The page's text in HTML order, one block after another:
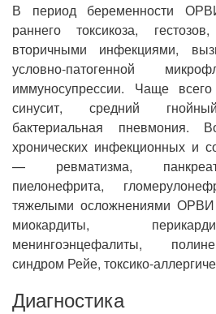
В период беременности
раннего токсикоза,
вторичными инфекциями,
условно-патогенной
иммуносупрессии. Чаще
синусит, средний
бактериальная пневмония.
хронических инфекционных и
— ревматизма,
пиелонефрита,
тяжелыми осложнениями ОРВИ
миокардиты,
менингоэнцефалиты,
синдром Рейе, токсико-
Диагностика